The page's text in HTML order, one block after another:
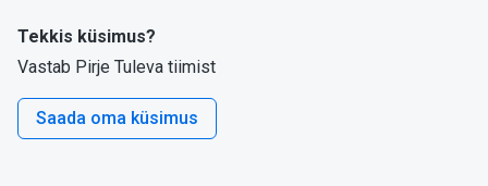
Tekkis küsimus?
Vastab Pirje Tuleva tiimist
Saada oma küsimus